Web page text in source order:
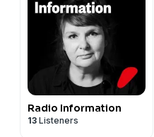
Radio Information
13 Listeners